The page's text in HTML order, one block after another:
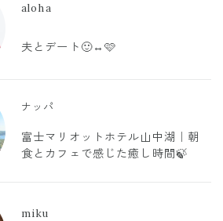
aloha
夫とデート🙂‍↔️🩷
ナッパ
富士マリオットホテル山中湖｜朝
食とカフェで感じた癒し時間🍃
miku